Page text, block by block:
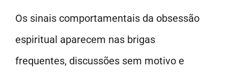
Os sinais comportamentais da obsessão
espiritual aparecem nas brigas
frequentes, discussões sem motivo e